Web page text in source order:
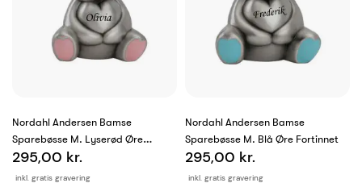
Nordahl Andersen Bamse
Sparebøsse M. Lyserød Øre
Fortinnet
inkl. gratis gravering
295,00 kr.
Nordahl Andersen Bamse
Sparebøsse M. Blå Øre Fortinnet
inkl. gratis gravering
295,00 kr.